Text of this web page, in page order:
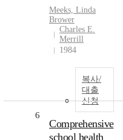
Meeks, Linda
Brower
Charles E.
Merrill
1984
복사/
대출
신청
6
Comprehensive
school health